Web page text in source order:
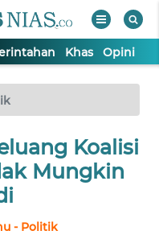
Khas Opini
Koalisi
Mungkin
- Politik